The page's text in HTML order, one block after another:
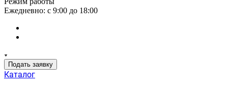
Ежедневно: с 9:00 до 18:00
Подать заявку
Каталог